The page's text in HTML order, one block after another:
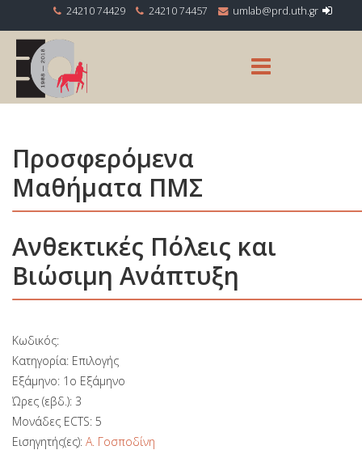
24210 74429 24210 74457
Προσφερόμενα
Μαθήματα ΠΜΣ
Ανθεκτικές Πόλεις και
Βιώσιμη Ανάπτυξη
Κωδικός:
Κατηγορία: Επιλογής
Εξάμηνο: 1ο Εξάμηνο
Ώρες (εβδ.): 3
Μονάδες ECTS: 5
Εισηγητής(ες): Α. Γοσποδίνη